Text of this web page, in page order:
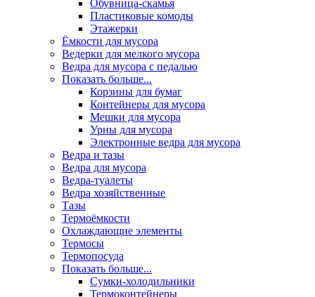
Обувница-скамья
Пластиковые комоды
Этажерки
Ёмкости для мусора
Ведерки для мелкого мусора
Ведра для мусора с педалью
Показать больше...
Корзины для бумаг
Контейнеры для мусора
Мешки для мусора
Урны для мусора
Электронные ведра для мусора
Ведра и тазы
Ведра для мусора
Ведра-туалеты
Ведра хозяйственные
Тазы
Термоёмкости
Охлаждающие элементы
Термосы
Термопосуда
Показать больше...
Сумки-холодильники
Термоконтейнеры